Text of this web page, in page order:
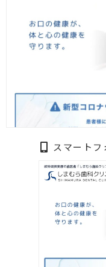
スマートフ